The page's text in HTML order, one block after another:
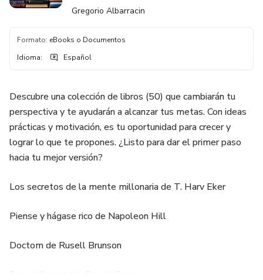
Gregorio Albarracin
Formato: eBooks o Documentos
Idioma: Español
Descubre una colección de libros (50) que cambiarán tu
perspectiva y te ayudarán a alcanzar tus metas. Con ideas
prácticas y motivación, es tu oportunidad para crecer y
lograr lo que te propones. ¿Listo para dar el primer paso
hacia tu mejor versión?
Los secretos de la mente millonaria de T. Harv Eker
Piense y hágase rico de Napoleon Hill
Doctom de Rusell Brunson